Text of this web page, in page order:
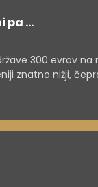
pa ...
300 evrov na
znatno nižji,